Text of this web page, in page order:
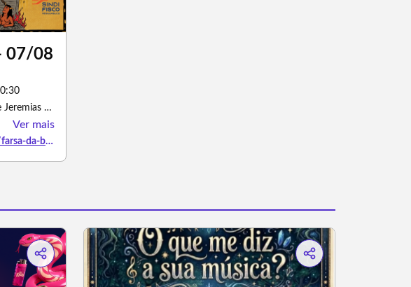
07/08
Teatro Barreto Júnior, Rua Estudante Jeremias Bastos - Recife/Pernambuco
Ver mais
https://www.sympla.com.br/evento/farsa-da-boa-preguica-07-08/3501844